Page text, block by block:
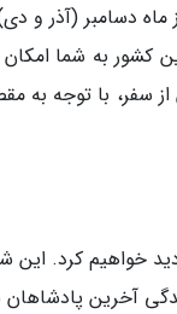
دسامبر (آذر و
کشور به شما
سفر، با توجه به
خواهیم کرد. این
آخرین پادشاهان